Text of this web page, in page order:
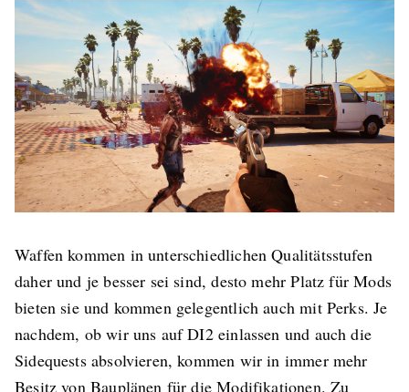
Waffen kommen in unterschiedlichen Qualitätsstufen
daher und je besser sei sind, desto mehr Platz für Mods
bieten sie und kommen gelegentlich auch mit Perks. Je
nachdem, ob wir uns auf DI2 einlassen und auch die
Sidequests absolvieren, kommen wir in immer mehr
Besitz von Bauplänen für die Modifikationen. Zu